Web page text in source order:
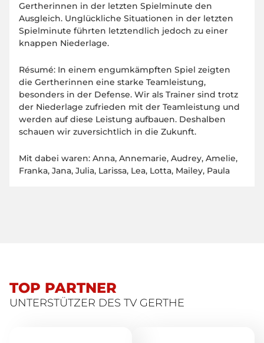
Gertherinnen in der letzten Spielminute den
Ausgleich. Unglückliche Situationen in der letzten
Spielminute führten letztendlich jedoch zu einer
knappen Niederlage.
Résumé: In einem engumkämpften Spiel zeigten
die Gertherinnen eine starke Teamleistung,
besonders in der Defense. Wir als Trainer sind trotz
der Niederlage zufrieden mit der Teamleistung und
werden auf diese Leistung aufbauen. Deshalben
schauen wir zuversichtlich in die Zukunft.
Mit dabei waren: Anna, Annemarie, Audrey, Amelie,
Franka, Jana, Julia, Larissa, Lea, Lotta, Mailey, Paula
TOP PARTNER
UNTERSTÜTZER DES TV GERTHE